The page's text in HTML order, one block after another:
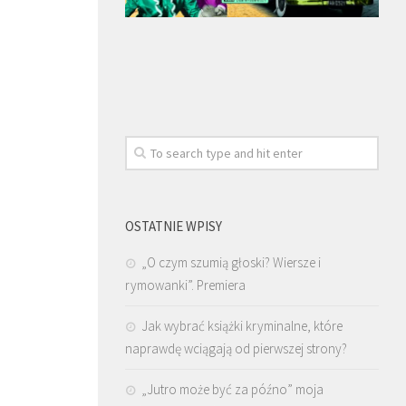
OSTATNIE WPISY
„O czym szumią głoski? Wiersze i
rymowanki”. Premiera
Jak wybrać książki kryminalne, które
naprawdę wciągają od pierwszej strony?
„Jutro może być za późno” moja